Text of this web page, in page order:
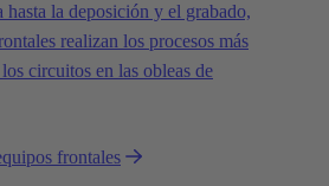
hasta la deposición y el grabado,
realizan los procesos más
circuitos en las obleas de
frontales